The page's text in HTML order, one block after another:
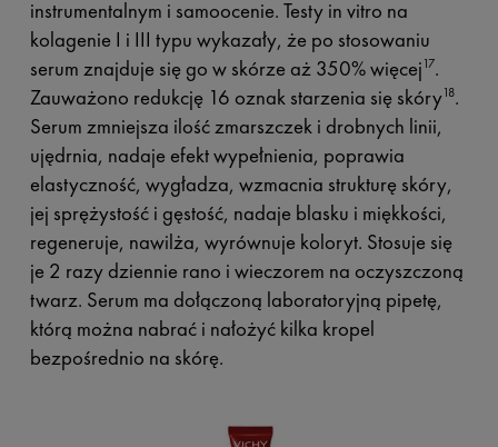
instrumentalnym i samoocenie. Testy in vitro na
kolagenie I i III typu wykazały, że po stosowaniu
serum znajduje się go w skórze aż 350% więcej 17.
Zauważono redukcję 16 oznak starzenia się skóry18.
Serum zmniejsza ilość zmarszczek i drobnych linii,
ujędrnia, nadaje efekt wypełnienia, poprawia
elastyczność, wygładza, wzmacnia strukturę skóry,
jej sprężystość i gęstość, nadaje blasku i miękkości,
regeneruje, nawilża, wyrównuje koloryt. Stosuje się
je 2 razy dziennie rano i wieczorem na oczyszczoną
twarz. Serum ma dołączoną laboratoryjną pipetę,
którą można nabrać i nałożyć kilka kropel
bezpośrednio na skórę.